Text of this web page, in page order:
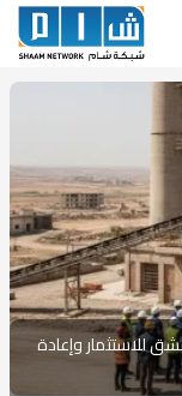
للاستثمار وإعادة